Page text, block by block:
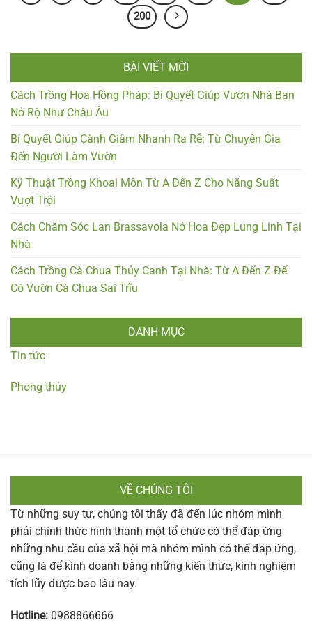
200
BÀI VIẾT MỚI
Cách Trồng Hoa Hồng Pháp: Bí Quyết Giúp Vườn Nhà Bạn
Nở Rộ Như Châu Âu
Bí Quyết Giúp Cành Giâm Nhanh Ra Rễ: Từ Chuyên Gia
Đến Người Làm Vườn
Kỹ Thuật Trồng Khoai Môn Từ A Đến Z Cho Năng Suất
Vượt Trội
Cách Chăm Sóc Lan Brassavola Nở Hoa Đẹp Lung Linh Tại
Nhà
Cách Trồng Cà Chua Thủy Canh Tại Nhà: Từ A Đến Z Để
Có Vườn Cà Chua Sai Trĩu
DANH MỤC
Tin tức
Phong thủy
VỀ CHÚNG TÔI
Từ những suy tư, chúng tôi thấy đã đến lúc nhóm mình
phải chính thức hình thành một tổ chức có thể đáp ứng
những nhu cầu của xã hội mà nhóm mình có thể đáp ứng,
cũng là để kinh doanh bằng những kiến thức, kinh nghiệm
tích lũy được bao lâu nay.
Hotline: 0988866666